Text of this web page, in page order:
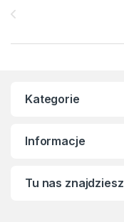
Kategorie
Informacje
Tu nas znajdziesz